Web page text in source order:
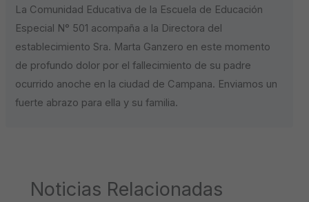
La Comunidad Educativa de la Escuela de Educación
Especial N° 501 acompaña a la Directora del
establecimiento Sra. Marta Ganzero en este momento
de profundo dolor por el fallecimiento de su padre
ocurrido anoche en la ciudad de Campana. Enviamos un
fuerte abrazo para ella y su familia.
Noticias Relacionadas